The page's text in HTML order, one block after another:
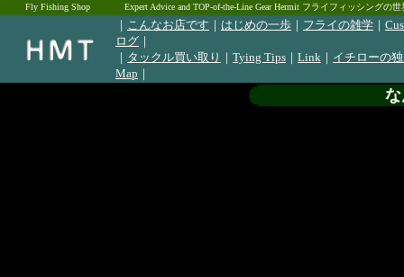
Fly Fishing Shop Expert Advice and TOP-of-the-Line Gear Hermit フライフィッシン
｜ こんなお店です ｜ はじめの一歩 ｜ フライの雑学 ｜
ログ ｜
｜ タックル買い取り ｜ Tying Tips ｜ Link ｜ イチローの
Map ｜